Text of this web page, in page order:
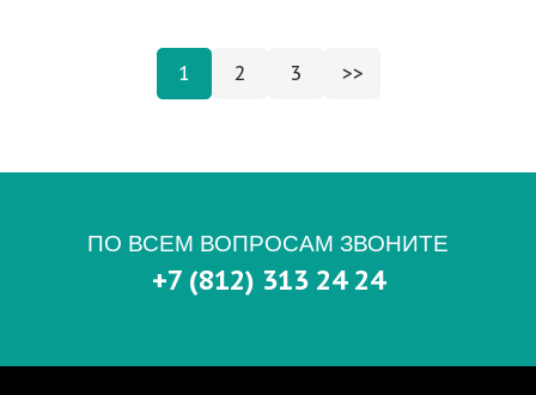
1 2 3 >>
ПО ВСЕМ ВОПРОСАМ ЗВОНИТЕ
+7 (812) 313 24 24